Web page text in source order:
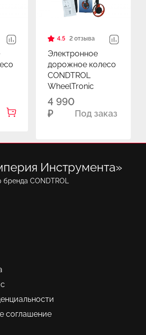
4.5 2 отзыва
Электронное
дорожное колесо
CONDTROL
WheelTronic
4 990
₽
Под заказ
Инструмента»
CONDTROL
соглашение